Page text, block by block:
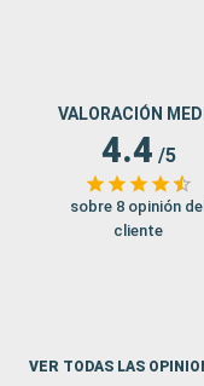
VALORACIÓN
4.4 /5
sobre 8 opinión del
cliente
VER TODAS LAS